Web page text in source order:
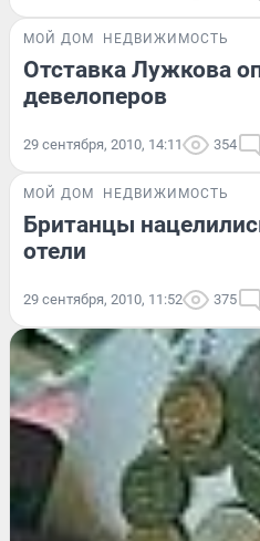
МОЙ ДОМ НЕДВИЖИМОСТЬ
Отставка Лужкова
девелоперов
29 сентября, 2010, 14:11 354
МОЙ ДОМ НЕДВИЖИМОСТЬ
Британцы
отели
29 сентября, 2010, 11:52 375